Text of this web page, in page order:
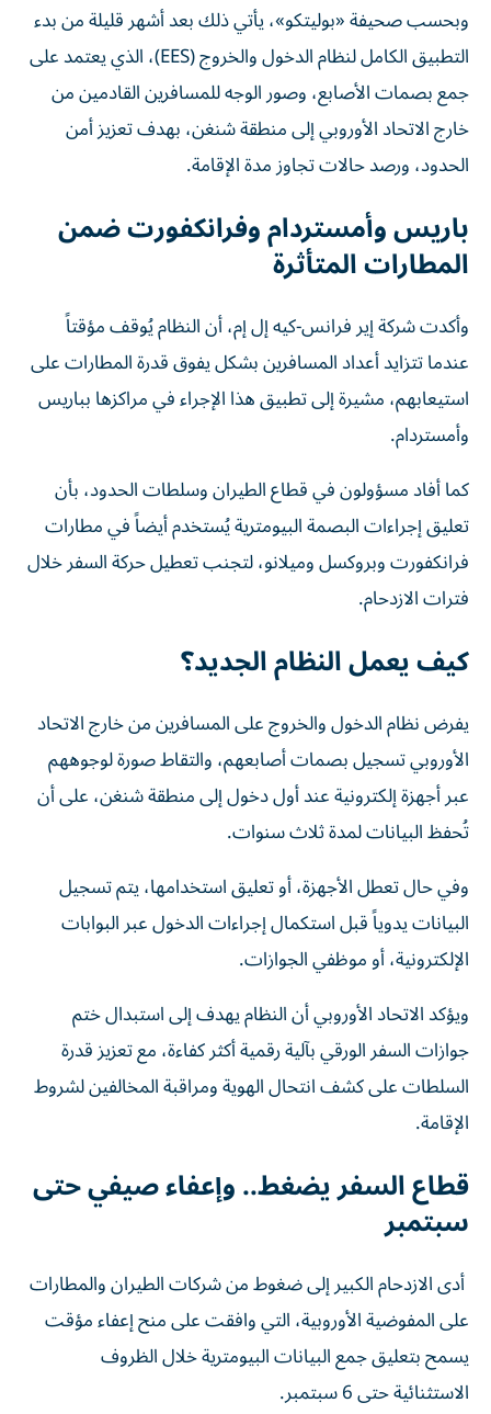
وبحسب صحيفة «بوليتكو»، يأتي ذلك بعد أشهر قليلة من بدء
التطبيق الكامل لنظام الدخول والخروج (EES)، الذي يعتمد على
جمع بصمات الأصابع، وصور الوجه للمسافرين القادمين من
خارج الاتحاد الأوروبي إلى منطقة شنغن، بهدف تعزيز أمن
الحدود، ورصد حالات تجاوز مدة الإقامة.
باريس وأمستردام وفرانكفورت ضمن
المطارات المتأثرة
وأكدت شركة إير فرانس-كيه إل إم، أن النظام يُوقف مؤقتاً
عندما تتزايد أعداد المسافرين بشكل يفوق قدرة المطارات على
استيعابهم، مشيرة إلى تطبيق هذا الإجراء في مراكزها بباريس
وأمستردام.
كما أفاد مسؤولون في قطاع الطيران وسلطات الحدود، بأن
تعليق إجراءات البصمة البيومترية يُستخدم أيضاً في مطارات
فرانكفورت وبروكسل وميلانو، لتجنب تعطيل حركة السفر خلال
فترات الازدحام.
كيف يعمل النظام الجديد؟
يفرض نظام الدخول والخروج على المسافرين من خارج الاتحاد
الأوروبي تسجيل بصمات أصابعهم، والتقاط صورة لوجوههم
عبر أجهزة إلكترونية عند أول دخول إلى منطقة شنغن، على أن
تُحفظ البيانات لمدة ثلاث سنوات.
وفي حال تعطل الأجهزة، أو تعليق استخدامها، يتم تسجيل
البيانات يدوياً قبل استكمال إجراءات الدخول عبر البوابات
الإلكترونية، أو موظفي الجوازات.
ويؤكد الاتحاد الأوروبي أن النظام يهدف إلى استبدال ختم
جوازات السفر الورقي بآلية رقمية أكثر كفاءة، مع تعزيز قدرة
السلطات على كشف انتحال الهوية ومراقبة المخالفين لشروط
الإقامة.
قطاع السفر يضغط.. وإعفاء صيفي حتى
سبتمبر
أدى الازدحام الكبير إلى ضغوط من شركات الطيران والمطارات
على المفوضية الأوروبية، التي وافقت على منح إعفاء مؤقت
يسمح بتعليق جمع البيانات البيومترية خلال الظروف
الاستثنائية حتى 6 سبتمبر.